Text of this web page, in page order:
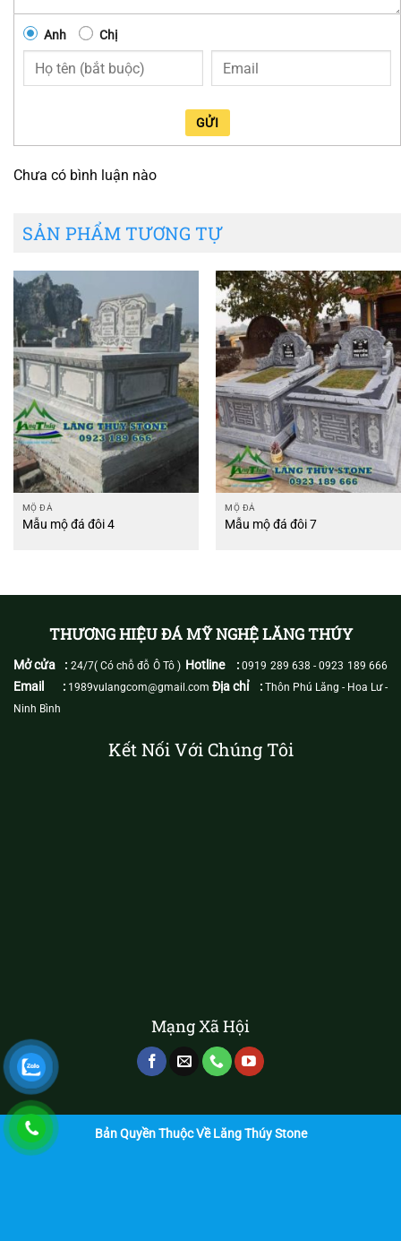
Anh Chị
GỬI
Chưa có bình luận nào
SẢN PHẨM TƯƠNG TỰ
MỘ ĐÁ
Mẫu mộ đá đôi 4
MỘ ĐÁ
Mẫu mộ đá đôi 7
THƯƠNG HIỆU ĐÁ MỸ NGHỆ LĂNG THÚY
Mở cửa : 24/7( Có chỗ đỗ Ô Tô ) Hotline : 0919 289 638 -0923 189 666
Email : 1989vulangcom@gmail.com Địa chỉ : Thôn Phú Lăng - Hoa Lư -
Ninh Bình
Kết Nối Với Chúng Tôi
Mạng Xã Hội
Bản Quyền Thuộc Về Lăng Thúy Stone